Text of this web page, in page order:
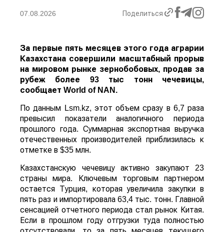
07.08.2026 Поделиться
За первые пять месяцев этого года аграрии
Казахстана совершили масштабный прорыв
на мировом рынке зернобобовых, продав за
рубеж более 93 тыс тонн чечевицы,
сообщаетWorld of NAN.
По данным Lsm.kz, этот объем сразу в 6,7 раза